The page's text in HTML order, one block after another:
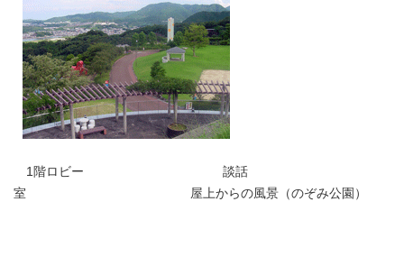
1階ロビー 談話
室 屋上からの風景（のぞみ公園）